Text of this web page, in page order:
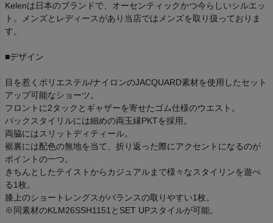
Kelenは日本のブランドで、オーセンティックかつ今らしいシルエッ
ト。メンズとレディースがあり当店ではメンズを取り扱っておりま
す。
■デザイン
目を惹くポリエステル/ナイロンのJACQUARD素材を使用したセット
アップ可能なショーツ。
フロントに2タックとギャザーを寄せたゴム仕様のウエスト。
バックスタイリルには細めの両玉縁PKTを採用。
両脇にはスリットディティール。
裾裏には配色の無地を当て、折り返った際にアクセントになるのが
ポイントの一つ。
きちんとしたテイストからカジュアルまで様々なスタイリンを遊べ
る1枚。
膝上のショートレングスがバランスの取りやすい1枚。
※同素材のKLM26SSH1151とSET UPスタイルが可能。